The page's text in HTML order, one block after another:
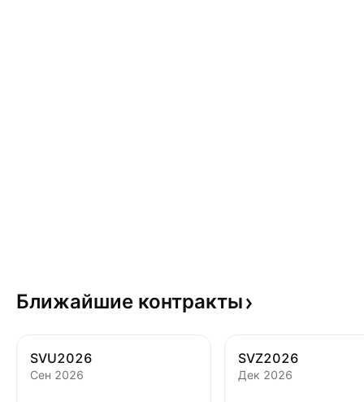
Ближайшие контракты
SVU2026
Сен 2026
SVZ2026
Дек 2026